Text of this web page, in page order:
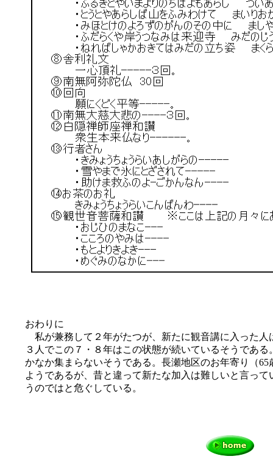
おわりに
私が兼務して２年がたつが、新たに観音講に入った
３人でこの７・８年はこの状態が続いているそうであ
かなか集まらないそうである。長瀬地区のお年寄り（
ようであるが、昔と違って新たな加入は難しいと言っ
うのではと危ぐしている。